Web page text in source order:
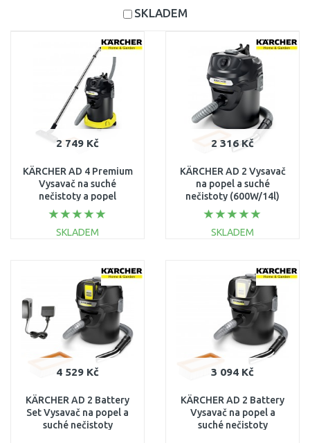
SKLADEM
2 749 Kč
KÄRCHER AD 4 Premium
Vysavač na suché
nečistoty a popel
(17l/600W) 1.629-731.0
SKLADEM
Porovnat
2 316 Kč
KÄRCHER AD 2 Vysavač
na popel a suché
nečistoty (600W/14l)
1.629-711.0
SKLADEM
Porovnat
4 529 Kč
KÄRCHER AD 2 Battery
Set Vysavač na popel a
suché nečistoty
3 094 Kč
KÄRCHER AD 2 Battery
Vysavač na popel a
suché nečistoty